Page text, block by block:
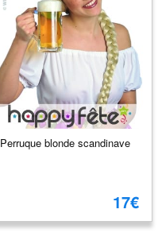
Perruque blonde scandinave
17€